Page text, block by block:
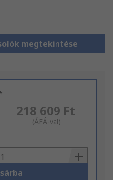
megtekintése
218 609 Ft
(ÁFÁ-val)